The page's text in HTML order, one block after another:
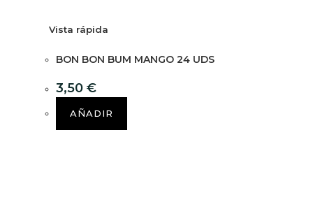
Vista rápida
BON BON BUM MANGO 24 UDS
3,50 €
AÑADIR